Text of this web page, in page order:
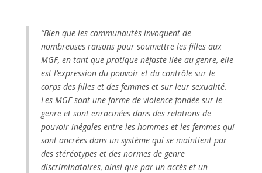
“Bien que les communautés invoquent de
nombreuses raisons pour soumettre les filles aux
MGF, en tant que pratique néfaste liée au genre, elle
est l’expression du pouvoir et du contrôle sur le
corps des filles et des femmes et sur leur sexualité.
Les MGF sont une forme de violence fondée sur le
genre et sont enracinées dans des relations de
pouvoir inégales entre les hommes et les femmes qui
sont ancrées dans un système qui se maintient par
des stéréotypes et des normes de genre
discriminatoires, ainsi que par un accès et un